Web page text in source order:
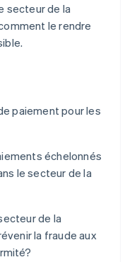
secteur de la
le rendre
paiement pour les
échelonnés
le secteur de la
de la
la fraude aux